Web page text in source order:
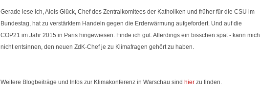
Gerade lese ich, Alois Glück, Chef des Zentralkomitees der Katholiken und früher für die CSU im
Bundestag, hat zu verstärktem Handeln gegen die Erderwärmung aufgefordert. Und auf die
COP21 im Jahr 2015 in Paris hingewiesen. Finde ich gut. Allerdings ein bisschen spät - kann mich
nicht entsinnen, den neuen ZdK-Chef je zu Klimafragen gehört zu haben.
Weitere Blogbeiträge und Infos zur Klimakonferenz in Warschau sind hier zu finden.